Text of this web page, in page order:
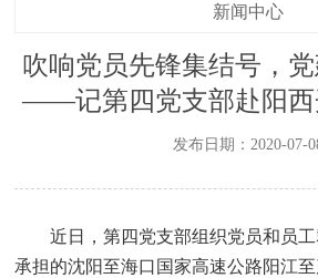
新闻中心
吹响党员先锋集结号，
——记第四党支部赴阳西
发布日期：2020-07-
近日，第四党支部组织党员和员
承担的沈阳至海口国家高速公路阳江